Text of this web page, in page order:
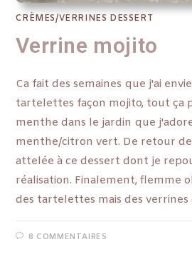
CRÈMES/VERRINES DESSERT
Verrine mojito
Ca fait des semaines que j'ai
tartelettes façon mojito, tout ça
menthe dans le jardin que
menthe/citron vert. De retour de
attelée à ce dessert dont je
réalisation. Finalement, flemme
des tartelettes mais des
8 COMMENTAIRES